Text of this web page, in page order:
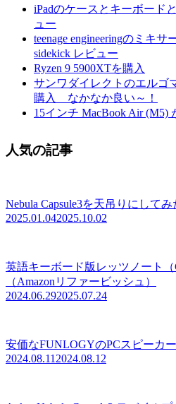
iPadのケースとキーボード
ュー
teenage engineeringのミキサ
sidekick レビュー
Ryzen 9 5900XTを購入
サンワダイレクトのエルゴ
購入 なかなか良い～！
15インチ MacBook Air (M5)
人気の記事
Nebula Capsule3を天吊りにしてみ
2025.01.042025.10.02
英語キーボード版レッツノート（
（Amazonリファービッシュ）
2024.06.292025.07.24
安価なFUNLOGYのPCスピーカ
2024.08.11 2024.08.12